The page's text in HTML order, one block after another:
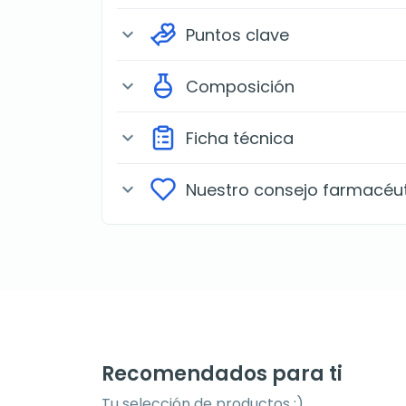
expand_more Puntos clave
expand_more Composición
expand_more Ficha técnica
expand_more Nuestro consejo
Recomendados para ti